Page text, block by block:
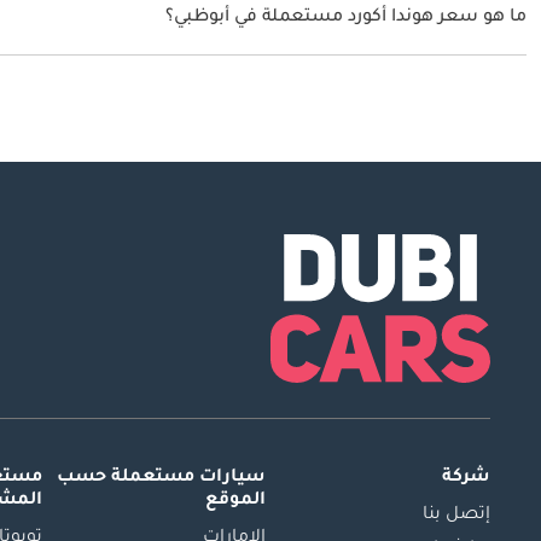
ما هو سعر هوندا أكورد مستعملة في أبوظبي؟
يبدأ سعر سيارة هوندا أكورد مستعملة في أبوظبي 64,999.
شركة
إتصل بنا
سيارات مستعملة حسب
الموقع